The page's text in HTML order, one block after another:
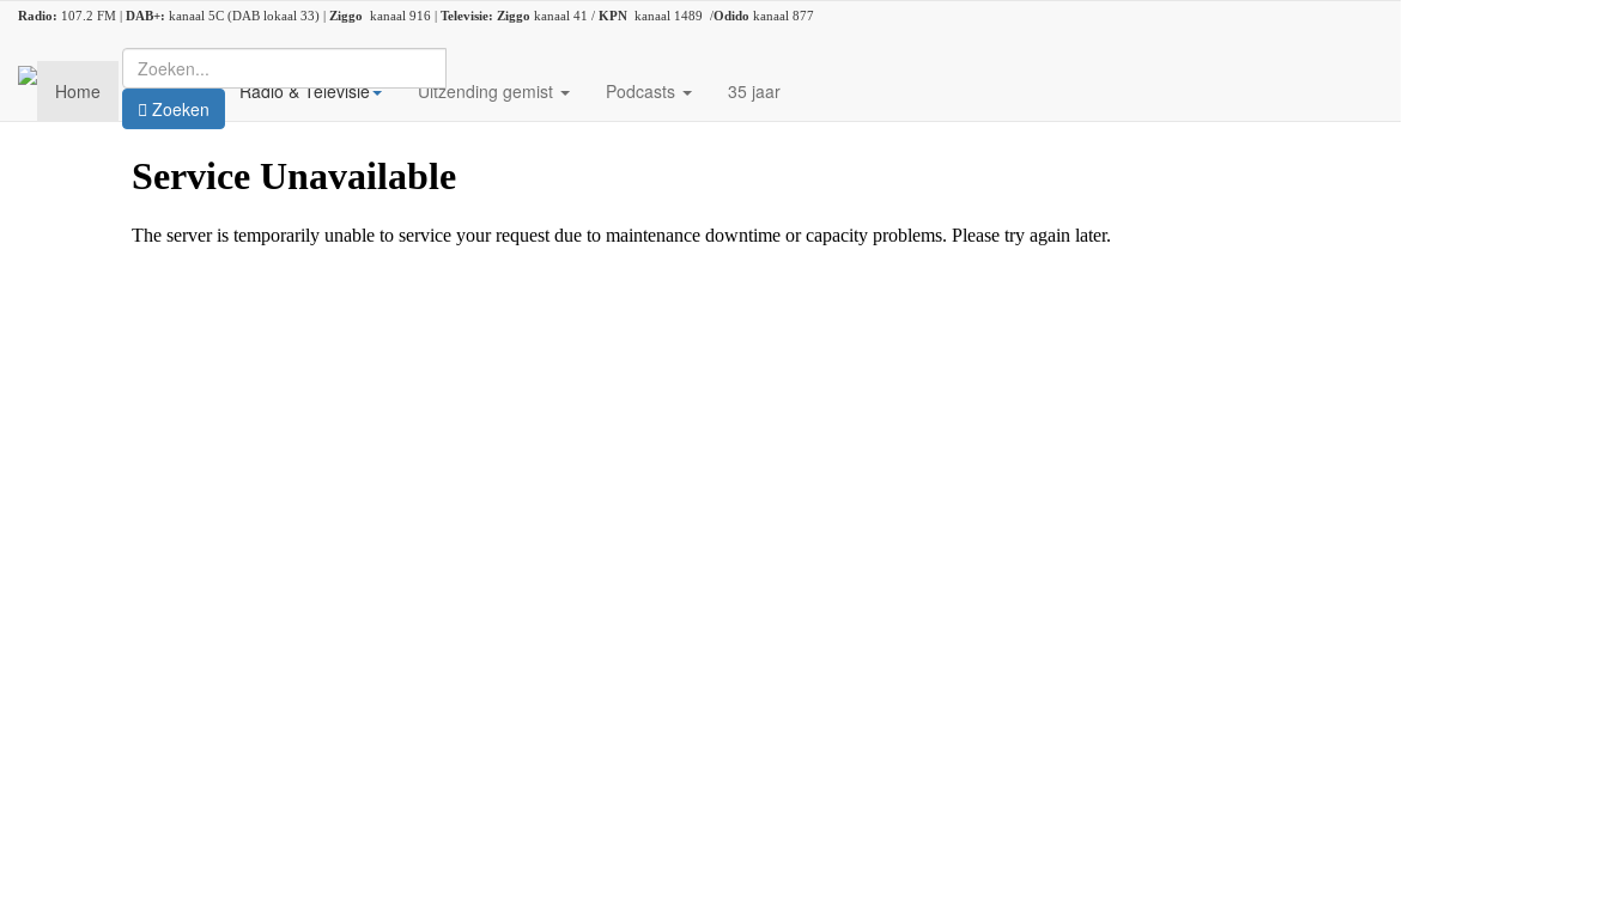
Radio: 107.2 FM | DAB+: kanaal 5C (DAB lokaal 33) | Ziggo kanaal 916 | Televisie: Ziggo kanaal 41 / KPN kanaal 1489 /Odido kanaal 877
Home Nieuws Radio & Televisie Uitzending gemist Podcasts 35 jaar
Zoeken